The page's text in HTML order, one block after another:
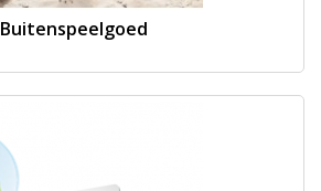
Buitenspeelgoed